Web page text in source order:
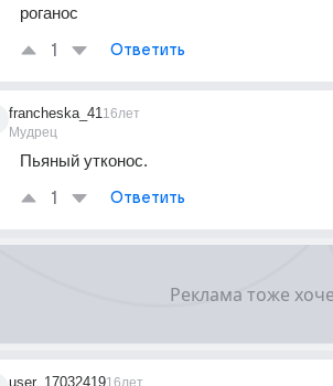
роганос
1 Ответить
francheska_41
Мудрец
16лет
Пьяный утконос.
1 Ответить
user_1703241916лет